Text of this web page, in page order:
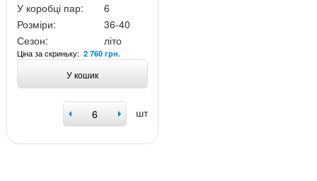
У коробці пар:
6
Розміри:
36-40
Сезон:
літо
Ціна за скриньку: 2 760 грн.
У кошик
шт